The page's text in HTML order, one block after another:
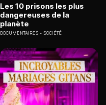
Les 10 prisons les plus
dangereuses de la
planète
DOCUMENTAIRES SOCIÉTÉ